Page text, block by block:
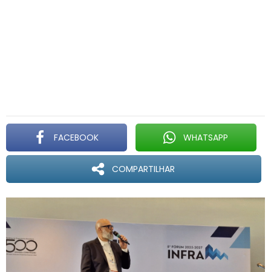
FACEBOOK WHATSAPP
COMPARTILHAR